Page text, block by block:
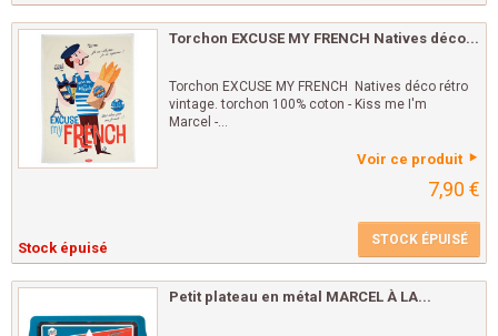
Torchon EXCUSE MY FRENCH Natives déco...
Torchon EXCUSE MY FRENCH Natives déco rétro
vintage. torchon 100% coton - Kiss me I'm
Marcel -...
Voir ce produit
7,90 €
Stock épuisé STOCK ÉPUISÉ
Petit plateau en métal MARCEL À LA...